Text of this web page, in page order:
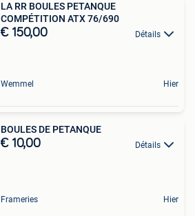
LA RR BOULES PETANQUE
COMPÉTITION ATX 76/690
€ 150,00 Détails
Wemmel Hier
BOULES DE PETANQUE
€ 10,00 Détails
Frameries Hier